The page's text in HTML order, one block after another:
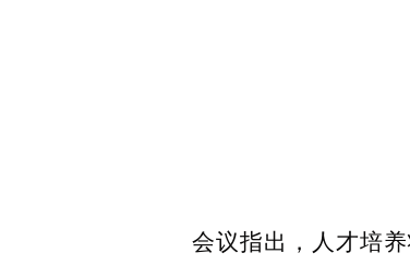
会议指出，人才培养